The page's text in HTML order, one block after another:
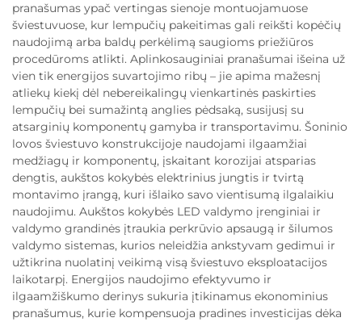
pranašumas ypač vertingas sienoje montuojamuose
šviestuvuose, kur lempučių pakeitimas gali reikšti kopėčių
naudojimą arba baldų perkėlimą saugioms priežiūros
procedūroms atlikti. Aplinkosauginiai pranašumai išeina už
vien tik energijos suvartojimo ribų – jie apima mažesnį
atliekų kiekį dėl nebereikalingų vienkartinės paskirties
lempučių bei sumažintą anglies pėdsaką, susijusį su
atsarginių komponentų gamyba ir transportavimu. Šoninio
lovos šviestuvo konstrukcijoje naudojami ilgaamžiai
medžiagų ir komponentų, įskaitant korozijai atsparias
dengtis, aukštos kokybės elektrinius jungtis ir tvirtą
montavimo įrangą, kuri išlaiko savo vientisumą ilgalaikiu
naudojimu. Aukštos kokybės LED valdymo įrenginiai ir
valdymo grandinės įtraukia perkrūvio apsaugą ir šilumos
valdymo sistemas, kurios neleidžia ankstyvam gedimui ir
užtikrina nuolatinį veikimą visą šviestuvo eksploatacijos
laikotarpį. Energijos naudojimo efektyvumo ir
ilgaamžiškumo derinys sukuria įtikinamus ekonominius
pranašumus, kurie kompensuoja pradines investicijas dėka